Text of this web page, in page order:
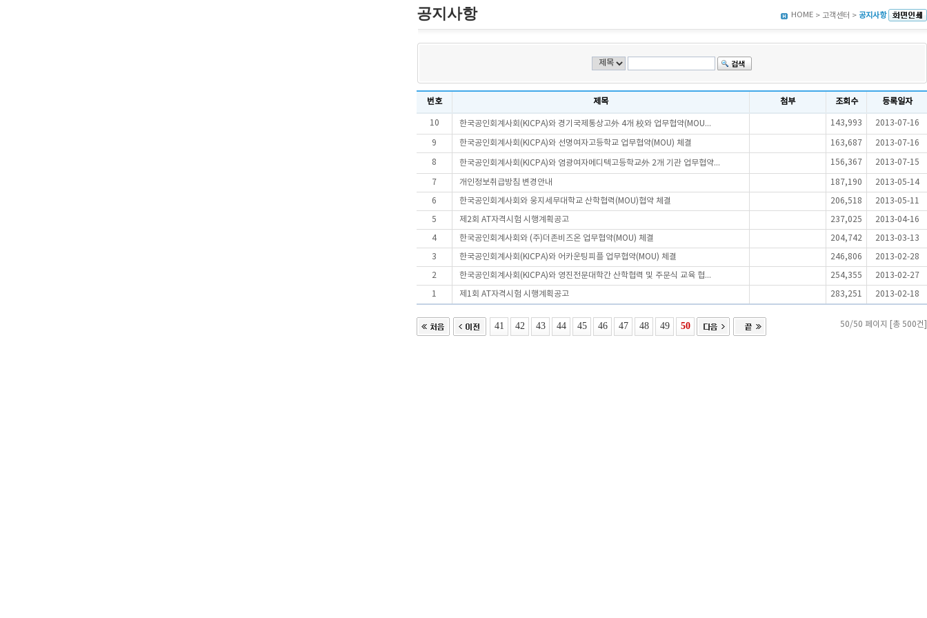
공지사항 HOME > 고객센터 > 공지사항
번호 제목 첨부 조회수 등록일자
10 한국공인회계사회(KICPA)와 경기국제통상고外 4개 校와 업무협약(MOU... 143,993 2013-07-16
9 한국공인회계사회(KICPA)와 선명여자고등학교 업무협약(MOU) 체결 163,687 2013-07-16
8 한국공인회계사회(KICPA)와 염광여자메디텍고등학교外 2개 기관 업무협약... 156,367 2013-07-15
7 개인정보취급방침 변경안내 187,190 2013-05-14
6 한국공인회계사회와 웅지세무대학교 산학협력(MOU)협약 체결 206,518 2013-05-11
5 제2회 AT자격시험 시행계획공고 237,025 2013-04-16
4 한국공인회계사회와 (주)더존비즈온 업무협약(MOU) 체결 204,742 2013-03-13
3 한국공인회계사회(KICPA)와 어카운팅피플 업무협약(MOU) 체결 246,806 2013-02-28
2 한국공인회계사회(KICPA)와 영진전문대학간 산학협력 및 주문식 교육 협... 254,355 2013-02-27
1 제1회 AT자격시험 시행계획공고 283,251 2013-02-18
41 42 43 44 45 46 47 48 49 50 50/50 페이지 [총 500건]